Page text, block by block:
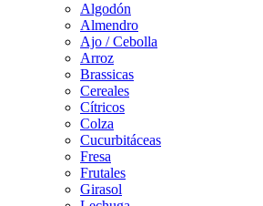
Algodón
Almendro
Ajo / Cebolla
Arroz
Brassicas
Cereales
Cítricos
Colza
Cucurbitáceas
Fresa
Frutales
Girasol